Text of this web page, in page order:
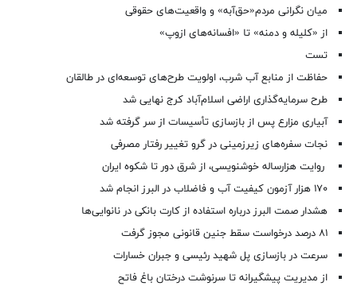
میان نگرانی مردم«حق‌آبه» و واقعیت‌های حقوقی
از «کلیله و دمنه» تا «افسانه‌های ازوپ»
تست
حفاظت از منابع آب شرب، اولویت طرح‌های توسعه‌ای در طالقان
طرح سرمایه‌گذاری اراضی اسلام‌آباد کرج نهایی شد
آبیاری مزارع پس از بازسازی تأسیسات از سر گرفته شد
نجات سفره‌های زیرزمینی در گرو تغییر رفتار مصرفی
روایت هزارساله خوشنویسی، از شرق دور تا شکوه ایران
۱۷۰ هزار آزمون کیفیت آب و فاضلاب در البرز انجام شد
هشدار صمت البرز درباره استفاده از کارت بانکی در نانوایی‌ها
۸۱ درصد درخواست‌ سقط جنین قانونی مجوز گرفت
سرعت در بازسازی پل شهید رئیسی و جبران خسارات
از مدیریت پیشگیرانه تا سرنوشت درختان باغ فاتح